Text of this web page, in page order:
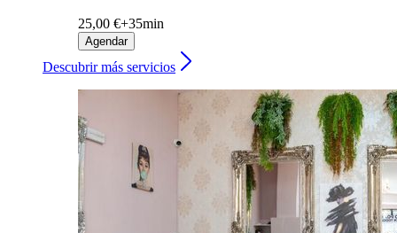
25,00 €+35min
Agendar
Descubrir más servicios